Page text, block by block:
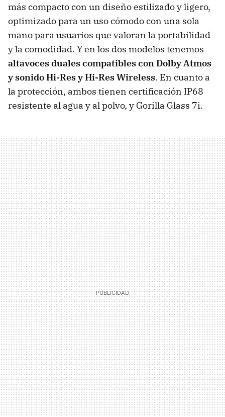
más compacto con un diseño estilizado y ligero,
optimizado para un uso cómodo con una sola
mano para usuarios que valoran la portabilidad
y la comodidad. Y en los dos modelos tenemos
altavoces duales compatibles con Dolby Atmos
y sonido Hi-Res y Hi-Res Wireless. En cuanto a
la protección, ambos tienen certificación IP68
resistente al agua y al polvo, y Gorilla Glass 7i.